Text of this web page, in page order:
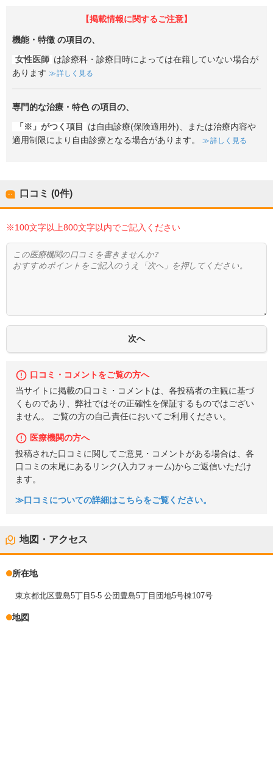
【掲載情報に関するご注意】
機能・特徴 の項目の、
女性医師 は診療科・診療日時によっては在籍していない場合が
あります
詳しく見る
専門的な治療・特色の項目の、
「※」がつく項目
は自由診療(保険適用外)、または治療内容や
適用制限により自由診療となる場合があります。
詳しく見る
口コミ (0件)
※100文字以上800文字以内でご記入ください
口コミ・コメントをご覧の方へ
当サイトに掲載の口コミ・コメントは、各投稿者の主観に基づ
くものであり、弊社ではその正確性を保証するものではござい
ません。 ご覧の方の自己責任においてご利用ください。
医療機関の方へ
投稿された口コミに関してご意見・コメントがある場合は、各
口コミの末尾にあるリンク(入力フォーム)からご返信いただけ
ます。
≫口コミについての詳細はこちらをご覧ください。
地図・アクセス
所在地
東京都北区豊島5丁目5-5 公団豊島5丁目団地5号棟107号
地図